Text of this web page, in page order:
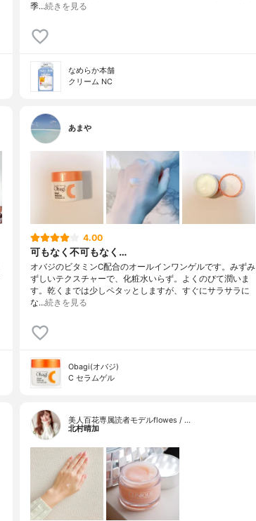
季…続きを見る
なめらか本舗
クリーム NC
あまや
4.00
可もなく不可もなく…
オバジのビタミンC配合のオールインワンゲルです。みずみ
ずしいテクスチャーで、化粧水いらず。よくのびて潤いま
す。乾くまでは少しペタッとしますが、すぐにサラサラに
な…続きを見る
Obagi(オバジ)
C セラムゲル
美人百花専属読者モデルflowes / …
北村晴加